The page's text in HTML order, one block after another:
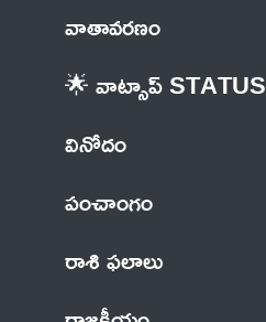
వాతావరణం
🌟 వాట్సాప్ STATUS
వినోదం
పంచాంగం
రాశి ఫలాలు